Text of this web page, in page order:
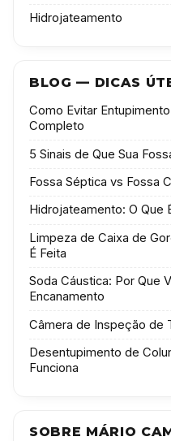
Hidrojateamento
BLOG — DICAS
Como Evitar
Completo
5 Sinais de Que Sua
Fossa Séptica vs Fossa
Hidrojateamento: O Que
Limpeza de Caixa de
É Feita
Soda Cáustica: Por Que
Encanamento
Câmera de Inspeção de
Desentupimento de
Funciona
SOBRE MÁRIO